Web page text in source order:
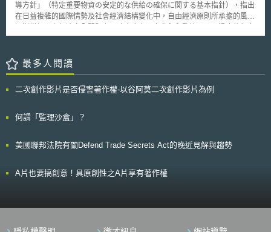
導方針」（特定重要物資の安定的な供給の確保に関する基本指針），指出
在日益複雜的國際情勢及社會經濟結構變化中，自由經濟原則所承擔的風險
場競爭，並明確規定政府應適當指定符合下列4要件之物資為「特定重要物
各業中，在經濟合理的角度觀察，沒有替代品的物資。 二、避免過度依賴
外部資源 指資源掌握於特定少數國家或地區，如供應中斷將造成日本境內
應措施，可能有過度依存風險之外部資源。 三、因外部行為造成中斷供給
經濟活動發生重大影響者，包含發生之可能性。 四、除前述3要件外，認有
要物資」對國外的進口依賴，並授權政府可對企業的原物料供應商及庫存進
最多人閱讀
二次創作影片是否侵害著作權-以谷阿莫二次創作影片為例
何謂「監理沙盒」？
美國聯邦法院有關Defend Trade Secrets Act的晚近見解與趨勢
A片也要搞創意！具原創性之A片享有著作權